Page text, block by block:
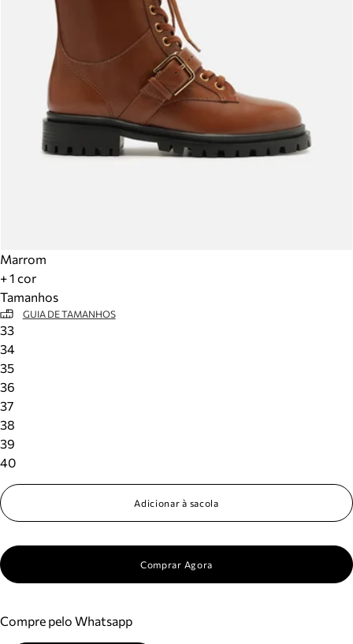
Marrom
+ 1 cor
Tamanhos
GUIA DE TAMANHOS
33
34
35
36
37
38
39
40
Adicionar à sacola
Comprar Agora
Compre pelo Whatsapp